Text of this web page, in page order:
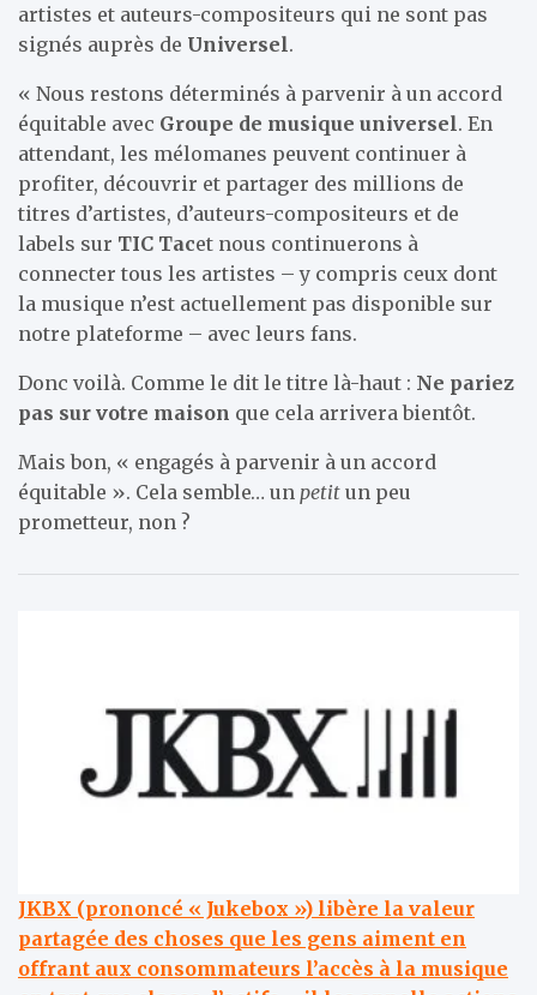
artistes et auteurs-compositeurs qui ne sont pas
signés auprès de Universel.
« Nous restons déterminés à parvenir à un accord
équitable avec Groupe de musique universel. En
attendant, les mélomanes peuvent continuer à
profiter, découvrir et partager des millions de
titres d’artistes, d’auteurs-compositeurs et de
labels sur TIC Tacet nous continuerons à
connecter tous les artistes – y compris ceux dont
la musique n’est actuellement pas disponible sur
notre plateforme – avec leurs fans.
Donc voilà. Comme le dit le titre là-haut : Ne pariez
pas sur votre maison que cela arrivera bientôt.
Mais bon, « engagés à parvenir à un accord
équitable ». Cela semble… un petit un peu
prometteur, non ?
JKBX (prononcé « Jukebox ») libère la valeur
partagée des choses que les gens aiment en
offrant aux consommateurs l’accès à la musique